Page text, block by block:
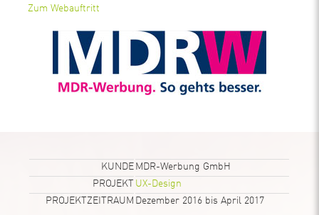
Zum Webauftritt
KUNDE MDR-Werbung GmbH
PROJEKT
UX-Design
PROJEKTZEITRAUM Dezember 2016 bis April 2017